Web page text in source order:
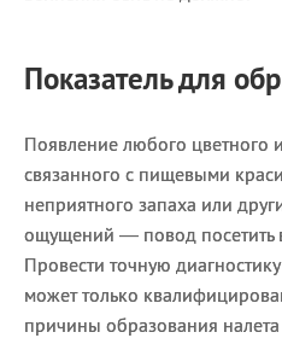
Показатель для
Появление любого цветного
связанного с пищевыми
неприятного запаха или
ощущений — повод посетить
Провести точную
может только
причины образования